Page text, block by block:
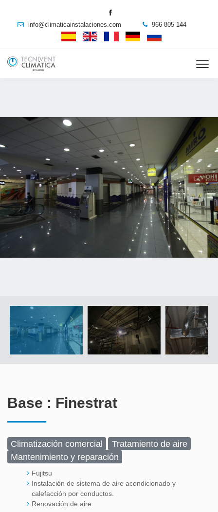
info@climaticainstalaciones.com 966 805 144
Base : Finestrat
Climatización comercial
Tratamiento de aire
Mantenimiento y reparación
Fujitsu
Instalación de sistema de aire acondicionado y
calefacción por conductos.
Renovación de aire.